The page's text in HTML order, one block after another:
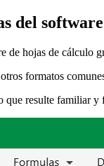
del
de hojas de cálculo
formatos
que resulte familiar y